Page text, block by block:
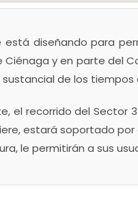
está diseñando para
Ciénaga y en parte del
de los tiempos
el recorrido del Sector
estará soportado por
le permitirán a sus